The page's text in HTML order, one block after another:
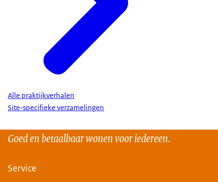
Alle praktijkverhalen
Site-specifieke verzamelingen
Goed en betaalbaar wonen voor iedereen.
Service